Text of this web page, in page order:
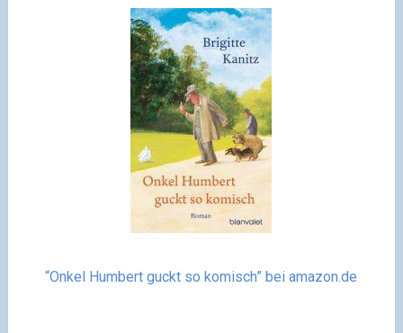
“Onkel Humbert guckt so komisch” bei amazon.de